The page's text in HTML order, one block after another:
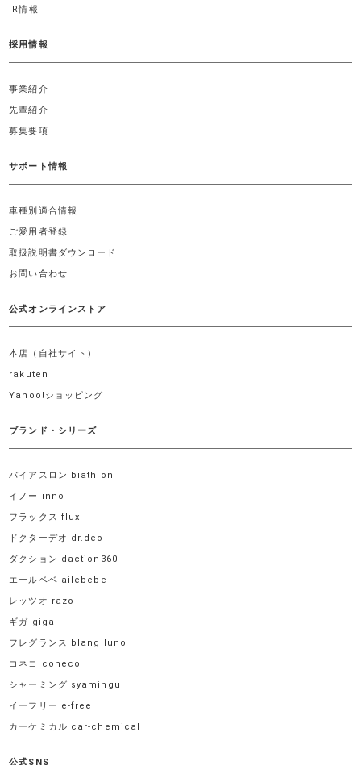
IR情報
採用情報
事業紹介
先輩紹介
募集要項
サポート情報
車種別適合情報
ご愛用者登録
取扱説明書ダウンロード
お問い合わせ
公式オンラインストア
本店（自社サイト）
rakuten
Yahoo!ショッピング
ブランド・シリーズ
バイアスロン biathlon
イノー inno
フラックス flux
ドクターデオ dr.deo
ダクション daction360
エールベベ ailebebe
レッツオ razo
ギガ giga
フレグランス blang luno
コネコ coneco
シャーミング syamingu
イーフリー e-free
カーケミカル car-chemical
公式SNS